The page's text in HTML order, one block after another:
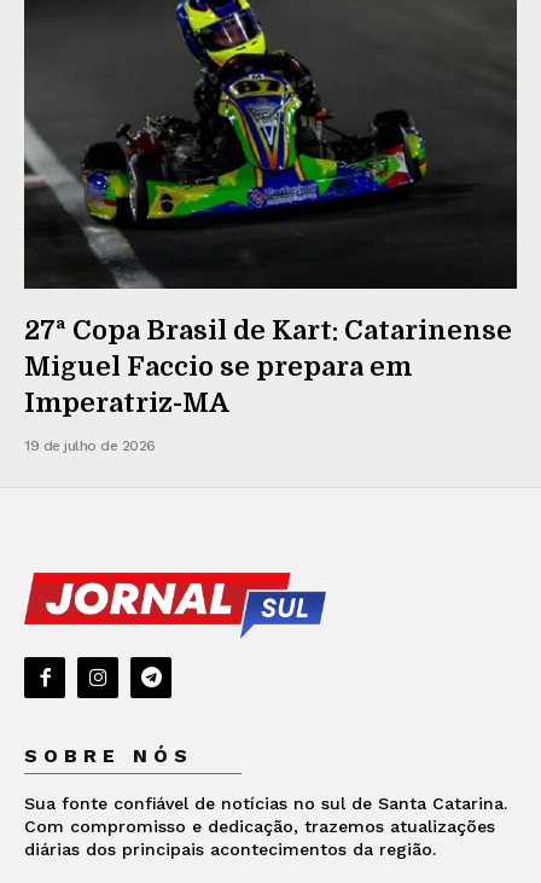
27ª Copa Brasil de Kart: Catarinense
Miguel Faccio se prepara em
Imperatriz-MA
19 de julho de 2026
SOBRE NÓS
Sua fonte confiável de notícias no sul de Santa Catarina.
Com compromisso e dedicação, trazemos atualizações
diárias dos principais acontecimentos da região.